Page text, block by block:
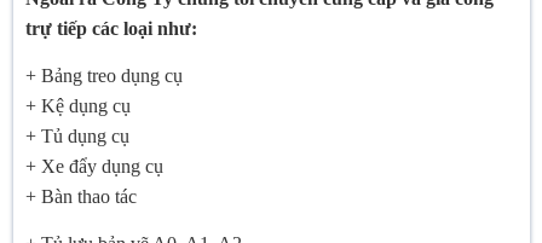
trự tiếp các loại như:
+ Bảng treo dụng cụ
+ Kệ dụng cụ
+ Tủ dụng cụ
+ Xe đẩy dụng cụ
+ Bàn thao tác